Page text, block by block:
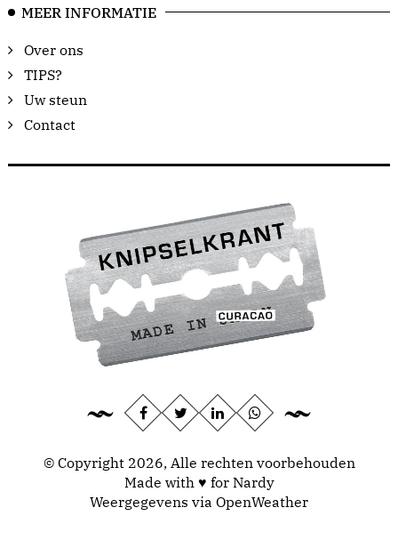
MEER INFORMATIE
Over ons
TIPS?
Uw steun
Contact
© Copyright 2026, Alle rechten voorbehouden
Made with ♥ for Nardy
Weergegevens via OpenWeather